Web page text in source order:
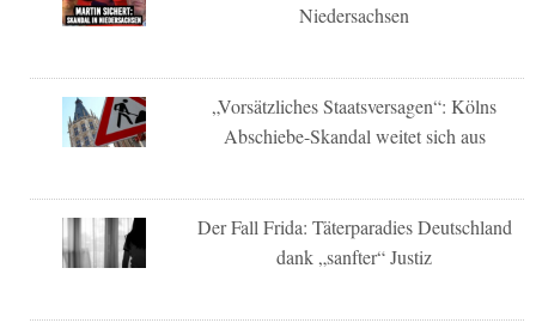
Niedersachsen
„Vorsätzliches Staatsversagen“: Kölns
Abschiebe-Skandal weitet sich aus
Der Fall Frida: Täterparadies Deutschland
dank „sanfter“ Justiz